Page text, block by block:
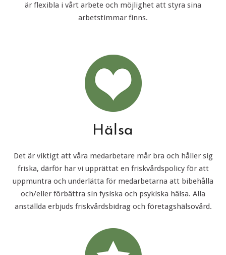
är flexibla i vårt arbete och möjlighet att styra sina
arbetstimmar finns.
Hälsa
Det är viktigt att våra medarbetare mår bra och håller sig
friska, därför har vi upprättat en friskvårdspolicy för att
uppmuntra och underlätta för medarbetarna att bibehålla
och/eller förbättra sin fysiska och psykiska hälsa. Alla
anställda erbjuds friskvårdsbidrag och företagshälsovård.